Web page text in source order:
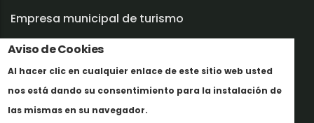
Aviso de Cookies
Al hacer clic en cualquier enlace de este sitio web usted
nos está dando su consentimiento para la instalación de
las mismas en su navegador.
Empresa municipal de turismo
Trabaja con nosotros
Informes y documentación
Perfil del contratante